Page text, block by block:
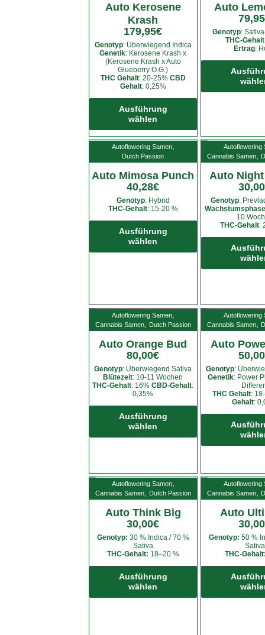
können
der
Produktseite
werden
Auto Kerosene
Krash
179,95€
Genotyp: Überwiegend Indica
Genetik: Kerosene Krash x
(Kerosene Krash x Auto
Glueberry O.G.)
THC Gehalt: 20-25% CBD
Gehalt: 0,25%
Ausführung
wählen
mehrere
Varianten
auf.
können
auf
Produktseite
gewählt
Auto
79,95
Genotyp:
THC-Gehalt
Ertrag:
Autoflowering Samen,
Dutch Passion
Auto Mimosa Punch
40,28€
Genotyp: Hybrid
THC-Gehalt: 15-20 %
Ausführung
wählen
Varianten
Optionen
können
Produktseite
gewählt
Autoflowering
Cannabis Samen,
Auto
30,00
Genotyp:
10
THC-Gehalt:
Autoflowering Samen,
Cannabis Samen, Dutch Passion
Auto Orange Bud
80,00€
Genotyp: Überwiegend Sativa
Blütezeit: 10-11 Wochen
THC-Gehalt: 16% CBD-Gehalt:
0,35%
Ausführung
wählen
Produkt
Optionen
können
Autoflowering
Cannabis Samen,
Auto
50,00
Genotyp:
Genetik: Power
THC Gehalt:
Gehalt:
Autoflowering Samen,
Cannabis Samen, Dutch Passion
Auto Think Big
30,00€
Genotyp: 30 % Indica / 70 %
Sativa
THC-Gehalt: 18–20 %
Ausführung
wählen
Autoflowering
Cannabis Samen,
Auto
30,00
Genotyp: 50 %
Sativa
THC-